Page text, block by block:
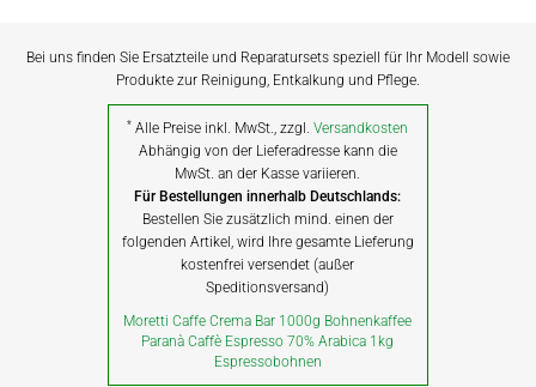
Bei uns finden Sie Ersatzteile und Reparatursets speziell für Ihr Modell sowie
Produkte zur Reinigung, Entkalkung und Pflege.
* Alle Preise inkl. MwSt., zzgl.Versandkosten
Abhängig von der Lieferadresse kann die
MwSt. an der Kasse variieren.
Für Bestellungen innerhalb Deutschlands:
Bestellen Sie zusätzlich mind. einen der
folgenden Artikel, wird Ihre gesamte Lieferung
kostenfrei versendet (außer
Speditionsversand)
Moretti Caffe Crema Bar 1000g Bohnenkaffee
Paranà Caffè Espresso 70% Arabica 1kg
Espressobohnen